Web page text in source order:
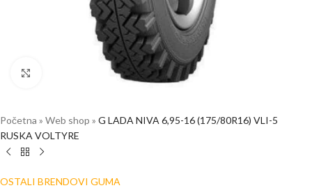
Početna » Web shop » G LADA NIVA 6,95-16 (175/80R16) VLI-5
RUSKA VOLTYRE
OSTALI BRENDOVI GUMA